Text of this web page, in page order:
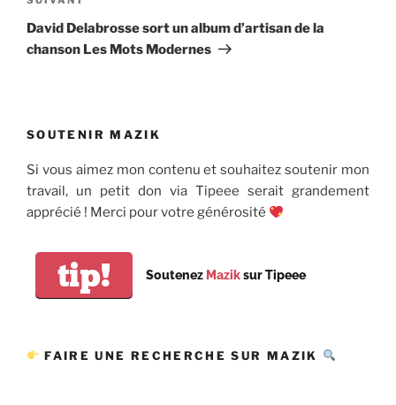
suivant
David Delabrosse sort un album d’artisan de la
chanson Les Mots Modernes
SOUTENIR MAZIK
Si vous aimez mon contenu et souhaitez soutenir mon
travail, un petit don via Tipeee serait grandement
apprécié ! Merci pour votre générosité
tip! Soutenez Maziksur Tipeee
FAIRE UNE RECHERCHE SUR MAZIK